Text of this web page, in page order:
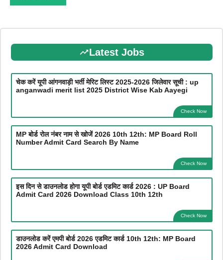
Latest Jobs
चेक करें यूपी आंगनवाड़ी भर्ती मेरिट लिस्ट 2025-2026 जिलेवार सूची : up
anganwadi merit list 2025 District Wise Kab Aayegi
Check Now
MP बोर्ड रोल नंबर नाम से खोजें 2026 10th 12th: MP Board Roll
Number Admit Card Search By Name
Check Now
इस दिन से डाउनलोड होगा यूपी बोर्ड एडमिट कार्ड 2026 : UP Board
Admit Card 2026 Download Class 10th 12th
Check Now
डाउनलोड करें एमपी बोर्ड 2026 एडमिट कार्ड 10th 12th: MP Board
2026 Admit Card Download